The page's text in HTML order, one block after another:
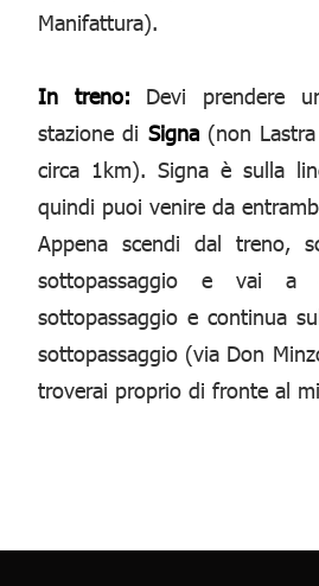
Manifattura).
In treno: Devi prendere
stazione di Signa(non Lastra
circa 1km). Signa è sulla
quindi puoi venire da
Appena scendi dal treno,
sottopassaggio e vai a
sottopassaggio e continua
sottopassaggio (via Don
troverai proprio di fronte al